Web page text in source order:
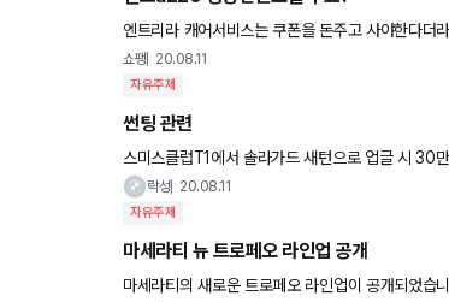
엔트리라 캐어서비스는 쿠폰을 돈주고 사야한다더라구요 대신에 평생엔진오일 무료 해주겠다는데 엔진오일만 무료고 공
받나요? 그렇다면 제가 엔진오일 갈러 갈때 지불할
쇼팽 20.08.11
자유주제
썬팅 관련
스미스클럽T1에서 솔라가드 새턴으로 업글 시 30
락성 20.08.11
자유주제
마세라티 뉴 트로페오 라인업 공개
마세라티의 새로운 트로페오 라인업이 공개되었습니다